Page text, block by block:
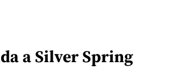
a Silver Spring